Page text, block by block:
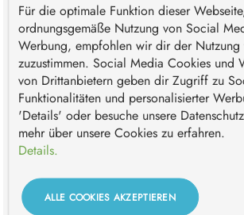
Produkt Anzahl: Gib den
IN DEN WARENKORB
Zum Merkzettel hinzufügen
Bestelle für +
Für die optimale Funktion dieser
ordnungsgemäße Nutzung von Social
Werbung, empfohlen wir dir der Nutzung
zuzustimmen. Social Media Cookies und
von Drittanbietern geben dir Zugriff zu
Funktionalitäten und personalisierter
'Details' oder besuche unsere
mehr über unsere Cookies zu erfahren.
Details.
ALLE COOKIES AKZEPTIEREN